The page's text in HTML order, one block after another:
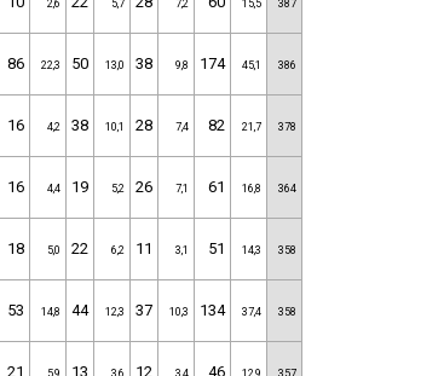
2,6 5,7 7,2 15,5 387
86 22,3 50 13,0 38 9,8 174 45,1 386
16 4,2 38 10,1 28 7,4 82 21,7 378
16 4,4 19 5,2 26 7,1 61 16,8 364
18 5,0 22 6,2 11 3,1 51 14,3 358
53 14,8 44 12,3 37 10,3 134 37,4 358
21 13 12 46